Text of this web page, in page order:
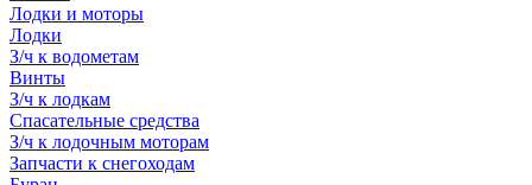
Лодки и моторы
Лодки
З/ч к водометам
Винты
З/ч к лодкам
Спасательные средства
З/ч к лодочным моторам
Запчасти к снегоходам